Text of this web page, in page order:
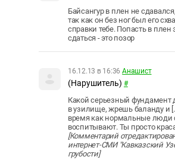
Байсангур в плен не
так как он без ног был его
справки тебе. Попасть в плен
сдаться - это позор
16.12.13 в 16:36 Анашист
(Нарушитель) #
Какой серьезный фундамент
в узилище, жрешь баланду и
время как нормальные люди
воспитывают. Ты просто
[Комментарий
интернет-СМИ "Кавказский
грубости]